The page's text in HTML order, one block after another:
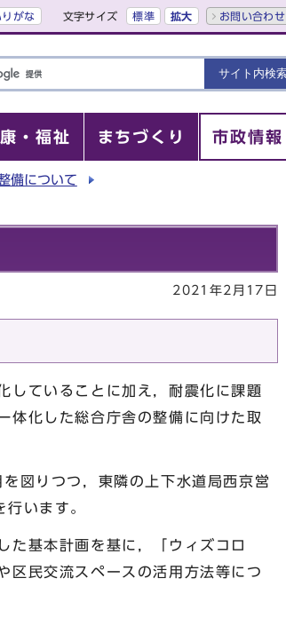
りがな 文字サイズ 標準 拡大 お問い合わせ
・福祉 まちづくり 市政情報
備について
2021年2月17日
していることに加え，耐震化に課題
体化した総合庁舎の整備に向けた取
図りつつ，東隣の上下水道局西京営
います。
た基本計画を基に，「ウィズコロ
区民交流スペースの活用方法等につ